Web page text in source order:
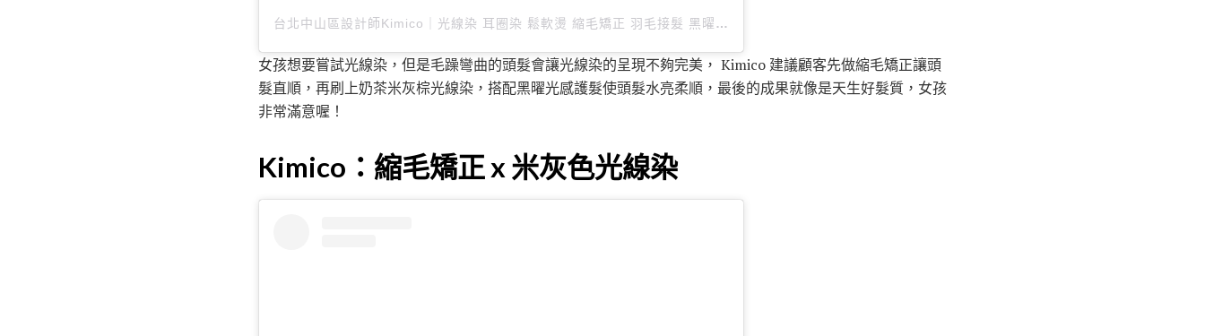
台北中山區設計師Kimico｜光線染 耳圈染 鬆軟燙 縮毛矯正 羽毛接髮 黑曜光感護髮（@je_kimico）分享的貼文
女孩想要嘗試光線染，但是毛躁彎曲的頭髮會讓光線染的呈現不夠完美， Kimico 建議顧客先做縮毛矯正讓頭
髮直順，再刷上奶茶米灰棕光線染，搭配黑曜光感護髮使頭髮水亮柔順，最後的成果就像是天生好髮質，女孩
非常滿意喔！
Kimico：縮毛矯正 x 米灰色光線染